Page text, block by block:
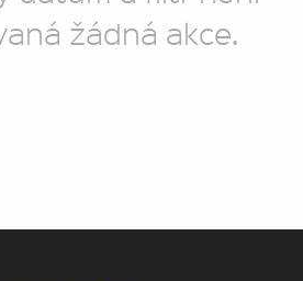
žádná akce.